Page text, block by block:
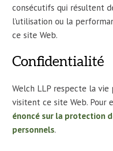
consécutifs qui résultent
l’utilisation ou la
ce site Web.
Confidentialité
Welch LLP respecte la vie
visitent ce site Web. Pour
énoncé sur la protection
personnels.